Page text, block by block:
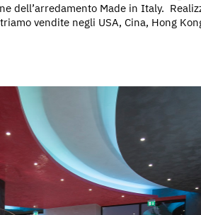
dell’arredamento Made in Italy.
vendite negli USA, Cina, Hong